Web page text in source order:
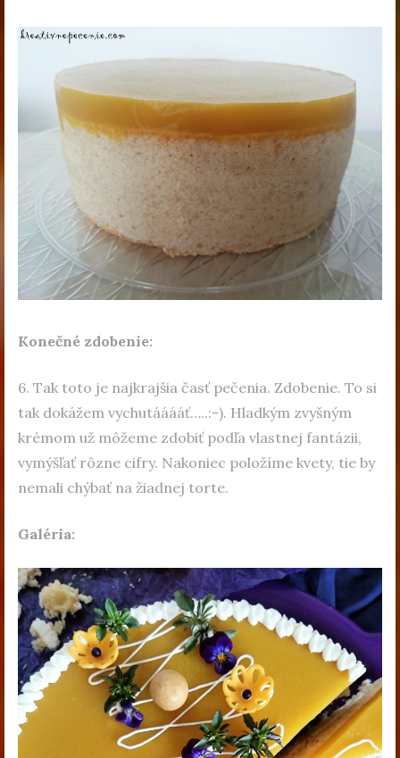
Konečné zdobenie:
6. Tak toto je najkrajšia časť pečenia. Zdobenie. To si
tak dokážem vychutááááť…..:-). Hladkým zvyšným
krémom už môžeme zdobiť podľa vlastnej fantázii,
vymýšľať rôzne cifry. Nakoniec položíme kvety, tie by
nemali chýbať na žiadnej torte.
Galéria: